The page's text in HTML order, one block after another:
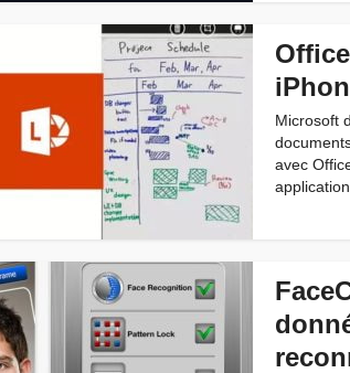
Microsoft
avec